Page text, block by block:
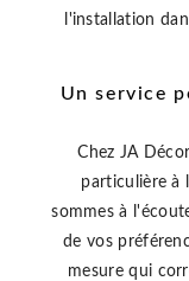
l'installation
Un service
Chez JA
particulière à
sommes à
de vos
mesure qui